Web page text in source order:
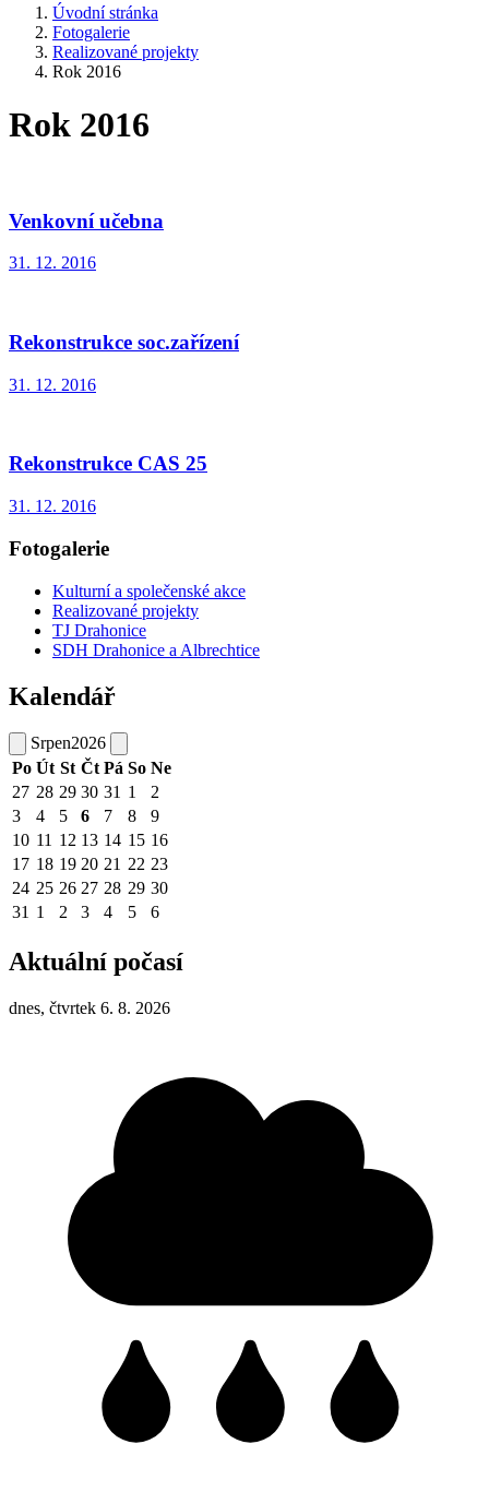
Úvodní stránka
Fotogalerie
Realizované projekty
Rok 2016
Rok 2016
Venkovní učebna
31. 12. 2016
Rekonstrukce soc.zařízení
31. 12. 2016
Rekonstrukce CAS 25
31. 12. 2016
Fotogalerie
Kulturní a společenské akce
Realizované projekty
TJ Drahonice
SDH Drahonice a Albrechtice
Kalendář
Srpen2026
Po Út St Čt Pá So Ne
27 28 29 30 31 1
2
3
4 5 6 7 8
9
10 11 12 13 14 15 16
17 18 19 20 21 22 23
24 25 26 27 28 29 30
31 1 2 3 4 5 6
Aktuální počasí
dnes, čtvrtek 6. 8. 2026